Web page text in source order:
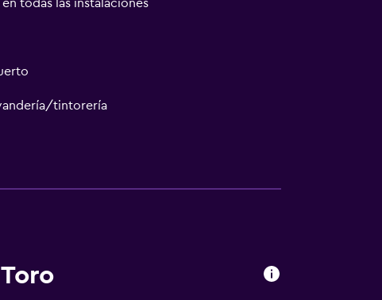
todas las instalaciones
tintorería